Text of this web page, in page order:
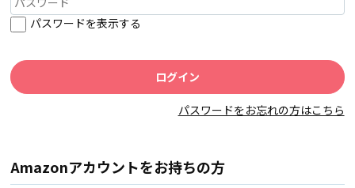
パスワードを表示する
パスワードをお忘れの方はこちら
Amazonアカウントをお持ちの方